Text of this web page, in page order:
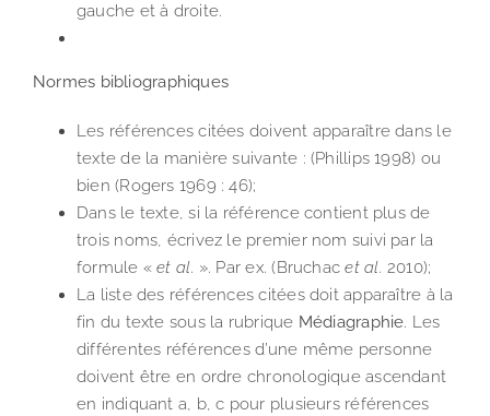
gauche et à droite.
Normes bibliographiques
Les références citées doivent apparaître dans le
texte de la manière suivante : (Phillips 1998) ou
bien (Rogers 1969 : 46);
Dans le texte, si la référence contient plus de
trois noms, écrivez le premier nom suivi par la
formule «et al. ». Par ex. (Bruchacet al. 2010);
La liste des références citées doit apparaître à la
fin du texte sous la rubrique Médiagraphie. Les
différentes références d’une même personne
doivent être en ordre chronologique ascendant
en indiquant a, b, c pour plusieurs références